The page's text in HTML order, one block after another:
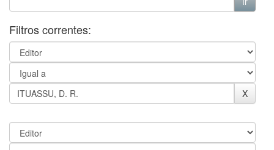
Filtros correntes: